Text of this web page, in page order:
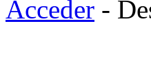
Acceder -